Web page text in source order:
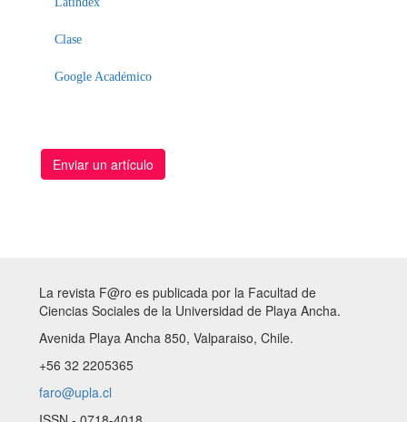
Clase
Google Académico
Enviar un artículo
La revista F@ro es publicada por la Facultad de
Ciencias Sociales de la Universidad de Playa Ancha.
Avenida Playa Ancha 850, Valparaiso, Chile.
+56 32 2205365
faro@upla.cl